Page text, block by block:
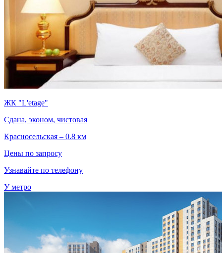
ЖК "L'etage"
Сдана, эконом, чистовая
Красносельская – 0.8 км
Цены по запросу
Узнавайте по телефону
У метро